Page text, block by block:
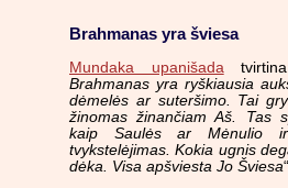
Brahmanas yra šviesa
Mundaka upanišada
Brahmanas yra ryškiausia
dėmelės ar suteršimo. Tai
žinomas žinančiam Aš. Tas
kaip Saulės ar Mėnulio
tvykstelėjimas. Kokia ugnis
dėka. Visa apšviesta Jo Šviesa“.